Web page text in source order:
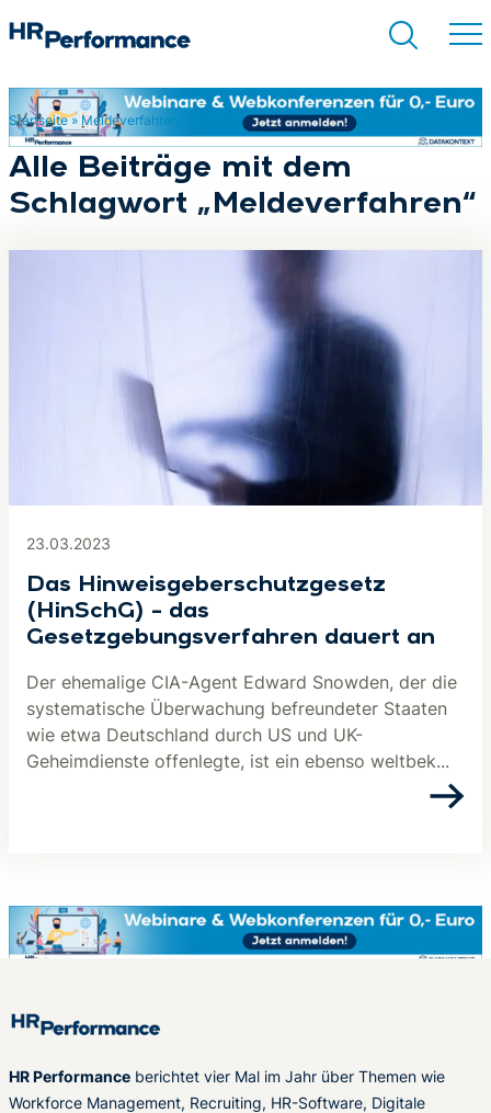
Suchen
Startseite» Meldeverfahren
Alle Beiträge mit dem
Schlagwort „Meldeverfahren“
23.03.2023
Das Hinweisgeberschutzgesetz
(HinSchG) – das
Gesetzgebungsverfahren dauert an
Der ehemalige CIA-Agent Edward Snowden, der die
systematische Überwachung befreundeter Staaten
wie etwa Deutschland durch US und UK-
Geheimdienste offenlegte, ist ein ebenso weltbek...
HR Performance berichtet vier Mal im Jahr über Themen wie
Workforce Management, Recruiting, HR-Software, Digitale